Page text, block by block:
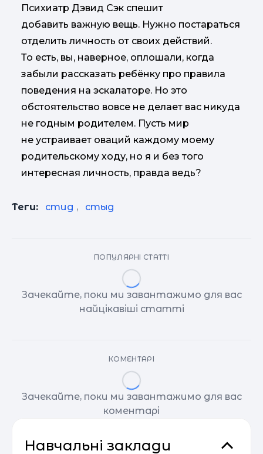
Психиатр Дэвид Сэк спешит
добавить важную вещь. Нужно постараться
отделить личность от своих действий.
То есть, вы, наверное, оплошали, когда
забыли рассказать ребёнку про правила
поведения на эскалаторе. Но это
обстоятельство вовсе не делает вас никуда
не годным родителем. Пусть мир
не устраивает оваций каждому моему
родительскому ходу, но я и без того
интересная личность, правда ведь?
Теги: стид , стыд
ПОПУЛЯРНІ СТАТТІ
Зачекайте, поки ми завантажимо для вас
найцікавіші статті
КОМЕНТАРІ
Зачекайте, поки ми завантажимо для вас
коментарі
Навчальні заклади